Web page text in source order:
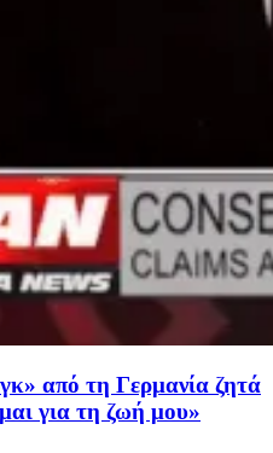
από τη Γερμανία ζητά
για τη ζωή μου»